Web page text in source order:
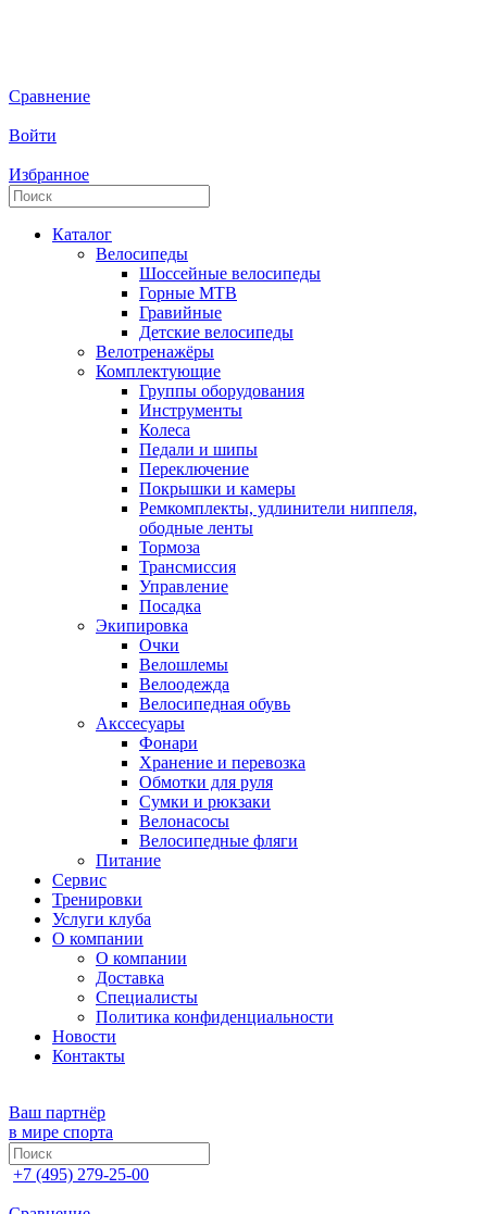
Сравнение
Войти
Избранное
Каталог
Велосипеды
Шоссейные велосипеды
Горные МTB
Гравийные
Детские велосипеды
Велотренажёры
Комплектующие
Группы оборудования
Инструменты
Колеса
Педали и шипы
Переключение
Покрышки и камеры
Ремкомплекты, удлинители ниппеля,
ободные ленты
Тормоза
Трансмиссия
Управление
Посадка
Экипировка
Очки
Велошлемы
Велоодежда
Велосипедная обувь
Акссесуары
Фонари
Хранение и перевозка
Обмотки для руля
Сумки и рюкзаки
Велонасосы
Велосипедные фляги
Питание
Сервис
Тренировки
Услуги клуба
О компании
О компании
Доставка
Специалисты
Политика конфиденциальности
Новости
Контакты
Ваш партнёр
в мире спорта
+7 (495) 279-25-00